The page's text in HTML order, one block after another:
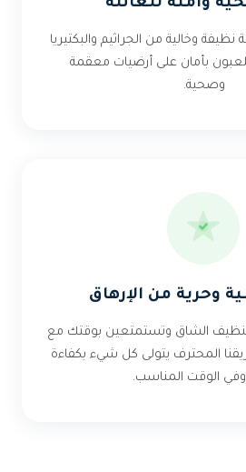
وآمنة للعائلة
وخالية من الجراثيم والبكتيريا
بأمان على أرضيات معقمة
وصحية.
وحرية من الإرهاق
الشاق وتستمتعين بوقتك مع
المحترف يتولى كل شيء بكفاءة
وفي الوقت المناسب.